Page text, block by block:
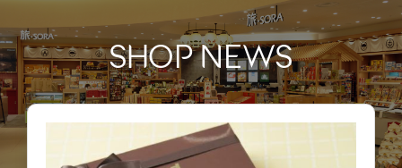
SHOP NEWS